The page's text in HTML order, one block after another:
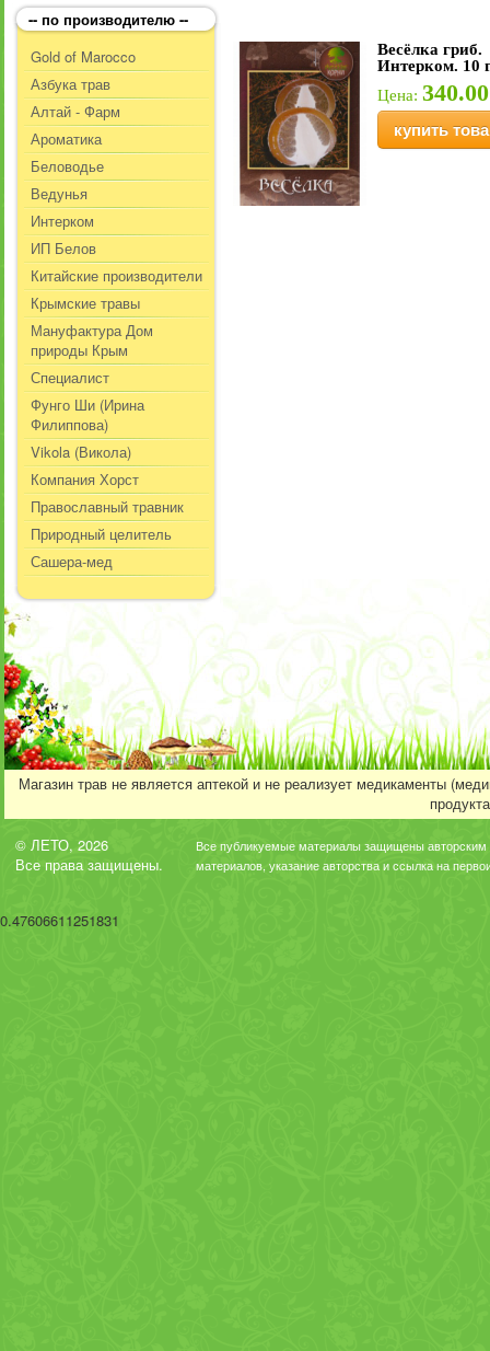
-- по производителю --
Gold of Marocco
Азбука трав
Алтай - Фарм
Ароматика
Беловодье
Ведунья
Интерком
ИП Белов
Китайские производители
Крымские травы
Мануфактура Дом
природы Крым
Специалист
Фунго Ши (Ирина
Филиппова)
Vikola (Викола)
Компания Хорст
Православный травник
Природный целитель
Сашера-мед
Весёлка гриб.
Интерком. 10
Цена:
купить
Магазин трав не является аптекой и не реализует медикаменты
© ЛЕТО, 2026
Все права защищены.
Все публикуемые материалы защищены авторским
материалов, указание авторства и ссылка на
0.47606611251831